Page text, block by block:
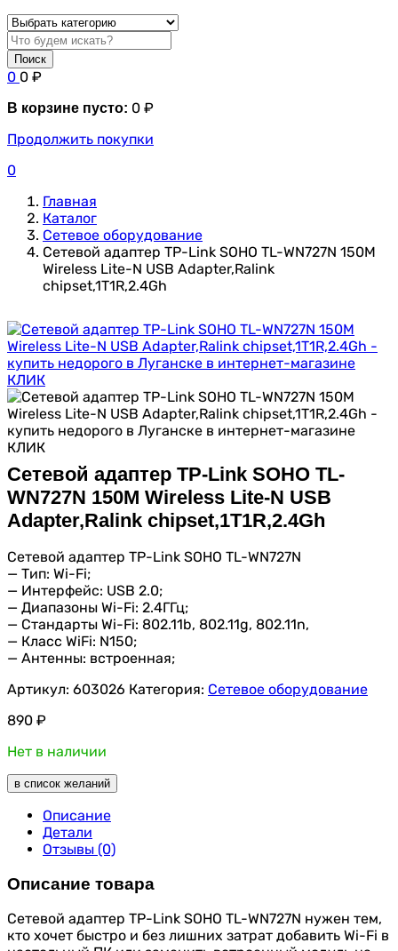
Поиск
0 0 ₽
В корзине пусто: 0 ₽
Продолжить покупки
0
Главная
Каталог
Сетевое оборудование
Сетевой адаптер TP-Link SOHO TL-WN727N 150M
Wireless Lite-N USB Adapter,Ralink
chipset,1T1R,2.4Gh
Сетевой адаптер TP-Link SOHO TL-
WN727N 150M Wireless Lite-N USB
Adapter,Ralink chipset,1T1R,2.4Gh
Сетевой адаптер TP-Link SOHO TL-WN727N
— Тип: Wi-Fi;
— Интерфейс: USB 2.0;
— Диапазоны Wi-Fi: 2.4ГГц;
— Стандарты Wi-Fi: 802.11b, 802.11g, 802.11n,
— Класс WiFi: N150;
— Антенны: встроенная;
Артикул: 603026 Категория: Сетевое оборудование
890 ₽
Нет в наличии
в список желаний
Описание
Детали
Отзывы (0)
Описание товара
Сетевой адаптер TP-Link SOHO TL-WN727N нужен тем,
кто хочет быстро и без лишних затрат добавить Wi-Fi в